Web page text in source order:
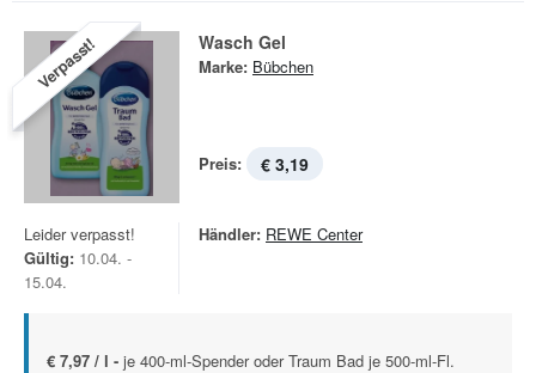
Verpasst! Wasch Gel
Marke: Bübchen
Preis: € 3,19
Leider verpasst!
Gültig: 10.04. -
15.04.
Händler: REWE Center
€ 7,97 / l - je 400-ml-Spender oder Traum Bad je 500-ml-Fl.